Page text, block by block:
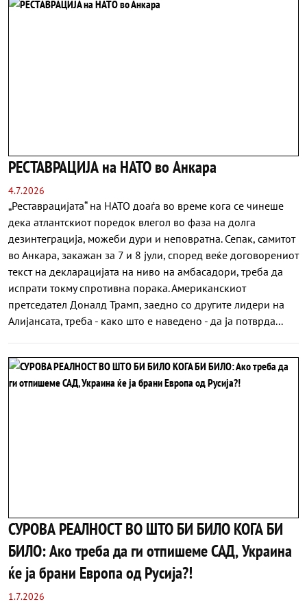
РЕСТАВРАЦИЈА на НАТО во Анкара
4.7.2026
„Реставрацијата“ на НАТО доаѓа во време кога се чинеше
дека атлантскиот поредок влегол во фаза на долга
дезинтеграција, можеби дури и неповратна. Сепак, самитот
во Анкара, закажан за 7 и 8 јули, според веќе договорениот
текст на декларацијата на ниво на амбасадори, треба да
испрати токму спротивна порака. Американскиот
претседател Доналд Трамп, заедно со другите лидери на
Алијансата, треба - како што е наведено - да ја потврда...
СУРОВА РЕАЛНОСТ ВО ШТО БИ БИЛО КОГА БИ
БИЛО: Ако треба да ги отпишеме САД, Украина
ќе ја брани Европа од Русија?!
1.7.2026